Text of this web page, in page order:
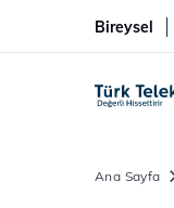
Bireysel
Ana Sayfa